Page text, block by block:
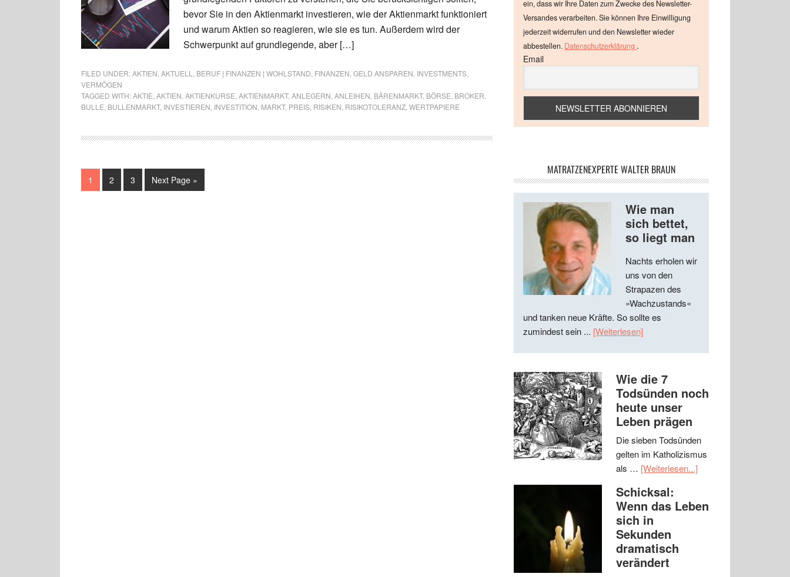
bevor Sie in den Aktienmarkt investieren, wie der Aktienmarkt funktioniert
und warum Aktien so reagieren, wie sie es tun. Außerdem wird der
Schwerpunkt auf grundlegende, aber […]
FILED UNDER:AKTIEN AKTUELL BERUF | FINANZEN | WOHLSTAND FINANZEN GELD ANSPAREN INVESTMENTS
VERMÖGEN
TAGGED WITH:AKTIE AKTIEN AKTIENKURSE AKTIENMARKT, ANLEGERN ANLEIHEN BÄRENMARKT, BÖRSE BROKER
BULLE BULLENMARKT, INVESTIEREN INVESTITION MARKT, PREIS RISIKEN RISIKOTOLERANZ WERTPAPIERE
1 2 3 Next Page »
ein, dass wir Ihre Daten zum Zwecke des Newsletter-
Versandes verarbeiten. Sie können Ihre Einwilligung
jederzeit widerrufen und den Newsletter wieder
abbestellen. Datenschutzerklärung .
Email
MATRATZENEXPERTE WALTER BRAUN
Wie man
sich bettet,
so liegt man
Nachts erholen wir
uns von den
Strapazen des
»Wachzustands«
und tanken neue Kräfte. So sollte es
zumindest sein ... [Weiterlesen]
Wie die 7
Todsünden noch
heute unser
Leben prägen
Die sieben Todsünden
gelten im Katholizismus
als … [Weiterlesen...]
Schicksal:
Wenn das Leben
sich in
Sekunden
dramatisch
verändert